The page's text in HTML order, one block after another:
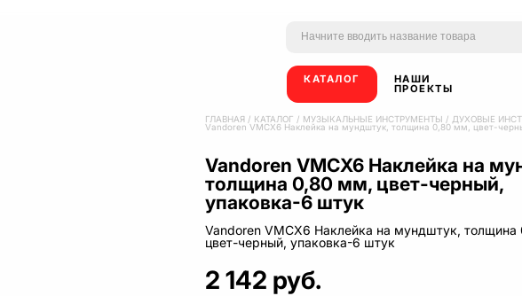
КАТАЛОГ НАШИ
ПРОЕКТЫ
ГЛАВНАЯ / КАТАЛОГ / МУЗЫКАЛЬНЫЕ ИНСТРУМЕНТЫ / ДУХОВЫЕ
Vandoren VMCX6 Наклейка на мундштук, толщина 0,80 мм, цвет-
Vandoren VMCX6 Наклейка на
толщина 0,80 мм, цвет-черный,
упаковка-6 штук
2 142 руб.
Vandoren VMCX6 Наклейка на мундштук,
цвет-черный, упаковка-6 штук